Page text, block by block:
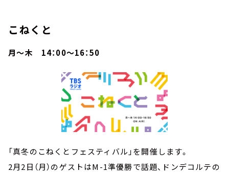
こねくと
月～木 14：00～16：50
「真冬のこねくとフェスティバル」を開催します。
2月2日（月）のゲストはM-1準優勝で話題、ドンデコルテの